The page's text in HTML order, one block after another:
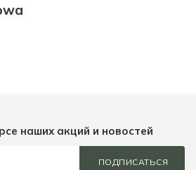
наших акций и новостей
ПОДПИСАТЬСЯ